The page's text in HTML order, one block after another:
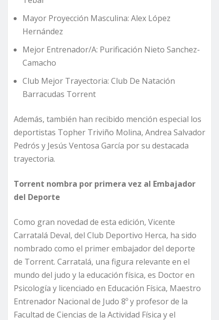
Mayor Proyección Masculina: Alex López
Hernández
Mejor Entrenador/A: Purificación Nieto Sanchez-
Camacho
Club Mejor Trayectoria: Club De Natación
Barracudas Torrent
Además, también han recibido mención especial los
deportistas Topher Triviño Molina, Andrea Salvador
Pedrós y Jesús Ventosa García por su destacada
trayectoria.
Torrent nombra por primera vez al Embajador
del Deporte
Como gran novedad de esta edición, Vicente
Carratalá Deval, del Club Deportivo Herca, ha sido
nombrado como el primer embajador del deporte
de Torrent. Carratalá, una figura relevante en el
mundo del judo y la educación física, es Doctor en
Psicología y licenciado en Educación Física, Maestro
Entrenador Nacional de Judo 8º y profesor de la
Facultad de Ciencias de la Actividad Física y el